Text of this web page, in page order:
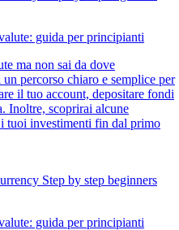
guida per principianti
ma non sai da dove
percorso chiaro e semplice per
il tuo account, depositare fondi
Inoltre, scoprirai alcune
tuoi investimenti fin dal primo
guida per principianti